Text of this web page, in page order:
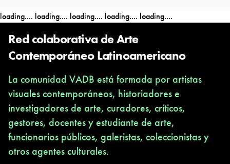
dimensiones críticas y políticas.
Con la curaduría de Guillermo Santamarina, la muestra examina
cómo el futbol más allá de la cancha y el estadio actúa como un
lenguaje común y universal.
loading.... loading.... loading.... loading.... loading....
Red colaborativa de Arte
Contemporáneo Latinoamericano
La comunidad VADB está formada por artistas
visuales contemporáneos, historiadores e
investigadores de arte, curadores, críticos,
gestores, docentes y estudiante de arte,
funcionarios públicos, galeristas, coleccionistas y
otros agentes culturales.